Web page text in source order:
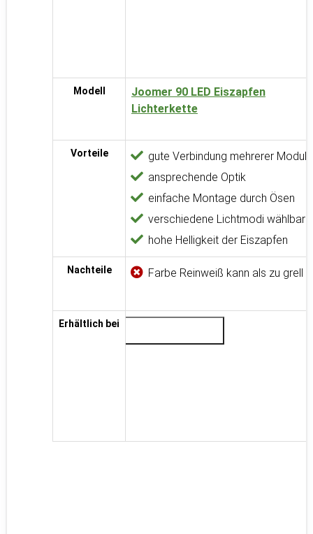
Modell
Joomer 90 LED Eiszapfen
Lichterkette
Vorteile
gute Verbindung mehrerer Module
ansprechende Optik
einfache Montage durch Ösen
verschiedene Lichtmodi wählbar
hohe Helligkeit der Eiszapfen
Nachteile Farbe Reinweiß kann als zu grell
Erhältlich bei